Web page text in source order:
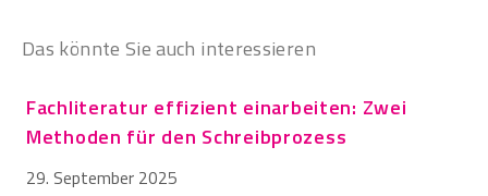
Das könnte Sie auch interessieren
Fachliteratur effizient einarbeiten: Zwei
Methoden für den Schreibprozess
29. September 2025